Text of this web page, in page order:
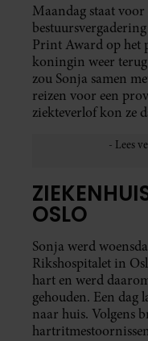
Maandag staat
Print Award op het
koningin weer
zou Sonja samen
reizen voor een
ziekteverlof kon ze
OSLO
Sonja werd
Rikshospitalet in
hart en werd
gehouden. Een
naar huis. Volgens